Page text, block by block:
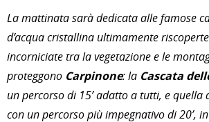
La mattinata saràdedicata alle famose
d’acqua cristallina ultimamente
incorniciate tra la vegetazione e le
proteggono Carpinone: la Cascata
un percorso di 15’ adatto a tutti, e quella
con un percorso più impegnativo di 20’,